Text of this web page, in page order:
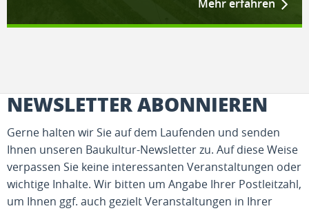
Mehr erfahren
NEWSLETTER ABONNIEREN
Gerne halten wir Sie auf dem Laufenden und senden
Ihnen unseren Baukultur-Newsletter zu. Auf diese Weise
verpassen Sie keine interessanten Veranstaltungen oder
wichtige Inhalte. Wir bitten um Angabe Ihrer Postleitzahl,
um Ihnen ggf. auch gezielt Veranstaltungen in Ihrer